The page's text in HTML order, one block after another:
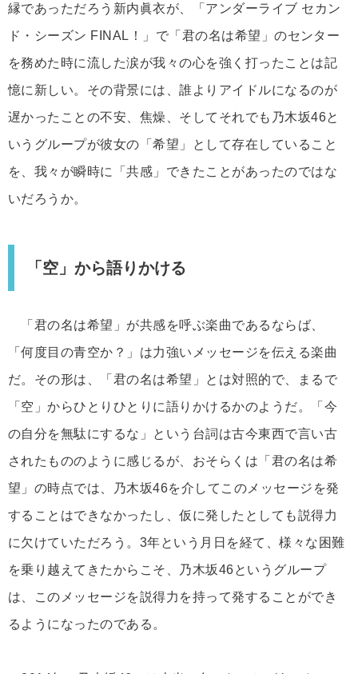
縁であっただろう新内眞衣が、「アンダーライブ セカン
ド・シーズン FINAL！」で「君の名は希望」のセンター
を務めた時に流した涙が我々の心を強く打ったことは記
憶に新しい。その背景には、誰よりアイドルになるのが
遅かったことの不安、焦燥、そしてそれでも乃木坂46と
いうグループが彼女の「希望」として存在していること
を、我々が瞬時に「共感」できたことがあったのではな
いだろうか。
「空」から語りかける
「君の名は希望」が共感を呼ぶ楽曲であるならば、
「何度目の青空か？」は力強いメッセージを伝える楽曲
だ。その形は、「君の名は希望」とは対照的で、まるで
「空」からひとりひとりに語りかけるかのようだ。「今
の自分を無駄にするな」という台詞は古今東西で言い古
されたもののように感じるが、おそらくは「君の名は希
望」の時点では、乃木坂46を介してこのメッセージを発
することはできなかったし、仮に発したとしても説得力
に欠けていただろう。3年という月日を経て、様々な困難
を乗り越えてきたからこそ、乃木坂46というグループ
は、このメッセージを説得力を持って発することができ
るようになったのである。